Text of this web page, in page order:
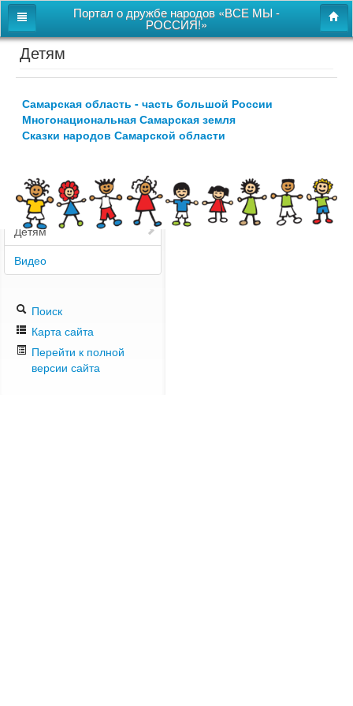
Портал о дружбе народов «ВСЕ МЫ -
РОССИЯ!»
Главная
Новости
СВОи
Казачий центр
Детям
Видео
Поиск
Карта сайта
Перейти к полной
версии сайта
Детям
Самарская область - часть большой России
Многонациональная Самарская земля
Сказки народов Самарской области